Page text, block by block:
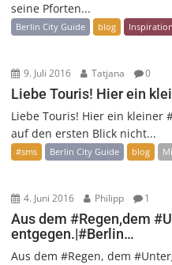
seine Pforten...
Berlin City Guide blog Inspiration
9. Juli 2016 Tatjana 0
Liebe Touris! Hier ein
Liebe Touris! Hier ein kleiner
auf den ersten Blick nicht...
#sms Berlin City Guide blog
4. Juni 2016 Philipp 1
Aus dem #Regen,dem
entgegen.|#Berlin…
Aus dem #Regen, dem